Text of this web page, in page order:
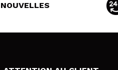
NOUVELLES